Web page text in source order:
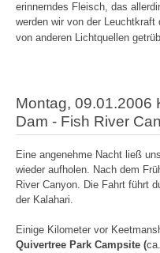
erinnerndes Fleisch, das
werden wir von der
von anderen Lichtquellen
Montag, 09.01.2006
Dam - Fish River
Eine angenehme Nacht ließ
wieder aufholen. Nach dem
River Canyon. Die Fahrt führt
der Kalahari.
Einige Kilometer vor
Quivertree Park Campsite (